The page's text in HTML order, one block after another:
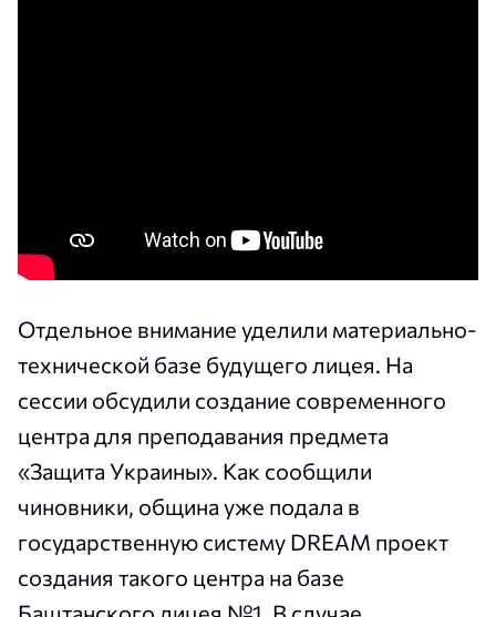
Отдельное внимание уделили материально-
технической базе будущего лицея. На
сессии обсудили создание современного
центра для преподавания предмета
«Защита Украины». Как сообщили
чиновники, община уже подала в
государственную систему DREAM проект
создания такого центра на базе